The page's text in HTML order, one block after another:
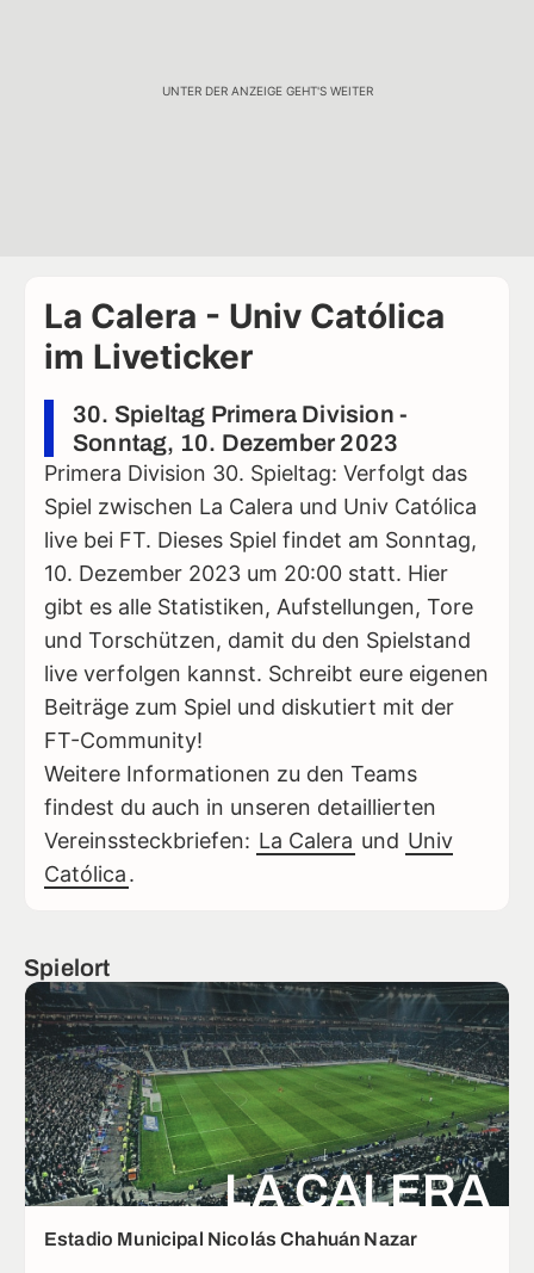
UNTER DER ANZEIGE GEHT'S WEITER
La Calera - Univ Católica
im Liveticker
30. Spieltag Primera Division -
Sonntag, 10. Dezember 2023
Primera Division 30. Spieltag: Verfolgt das
Spiel zwischen La Calera und Univ Católica
live bei FT. Dieses Spiel findet am Sonntag,
10. Dezember 2023 um 20:00 statt. Hier
gibt es alle Statistiken, Aufstellungen, Tore
und Torschützen, damit du den Spielstand
live verfolgen kannst. Schreibt eure eigenen
Beiträge zum Spiel und diskutiert mit der
FT-Community!
Weitere Informationen zu den Teams
findest du auch in unseren detaillierten
Vereinssteckbriefen: La Calera und Univ
Católica.
Spielort
LA CALERA
Estadio Municipal Nicolás Chahuán Nazar